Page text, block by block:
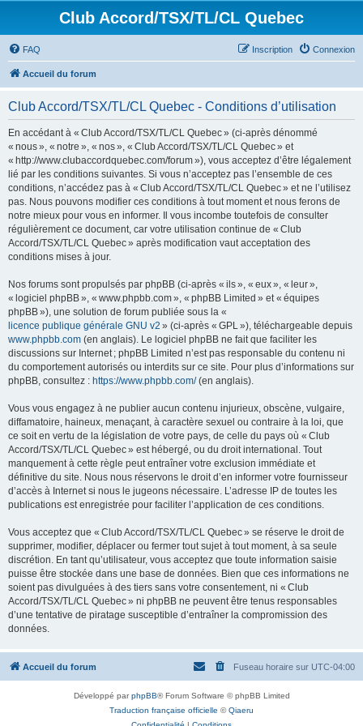
Club Accord/TSX/TL/CL Quebec
FAQ Connexion
Inscription
Accueil du forum
Club Accord/TSX/TL/CL Quebec - Conditions d’utilisation
En accédant à « Club Accord/TSX/TL/CL Quebec » (ci-après dénommé
« nous », « notre », « nos », « Club Accord/TSX/TL/CL Quebec » et
« http://www.clubaccordquebec.com/forum »), vous acceptez d’être légalement
lié par les conditions suivantes. Si vous n’acceptez pas l’ensemble de ces
conditions, n’accédez pas à « Club Accord/TSX/TL/CL Quebec » et ne l’utilisez
pas. Nous pouvons modifier ces conditions à tout moment et nous ferons de
notre mieux pour vous en informer. Il vous incombe toutefois de consulter
régulièrement ce document, car votre utilisation continue de « Club
Accord/TSX/TL/CL Quebec » après modification vaut acceptation des
conditions mises à jour.
Nos forums sont propulsés par phpBB (ci-après « ils », « eux », « leur »,
« logiciel phpBB », « www.phpbb.com », « phpBB Limited » et « équipes
phpBB »), une solution de forum publiée sous la «
licence publique générale GNU v2 » (ci-après « GPL »), téléchargeable depuis
www.phpbb.com (en anglais). Le logiciel phpBB ne fait que faciliter les
discussions sur Internet ; phpBB Limited n’est pas responsable du contenu ni
du comportement autorisés ou interdits sur ce site. Pour plus d’informations sur
phpBB, consultez : https://www.phpbb.com/(en anglais).
Vous vous engagez à ne publier aucun contenu injurieux, obscène, vulgaire,
diffamatoire, haineux, menaçant, à caractère sexuel ou contraire à la loi, que
ce soit en vertu de la législation de votre pays, de celle du pays où « Club
Accord/TSX/TL/CL Quebec » est hébergé, ou du droit international. Tout
manquement à cette règle peut entraîner votre exclusion immédiate et
définitive du site. Nous nous réservons le droit d’en informer votre fournisseur
d’accès à Internet si nous le jugeons nécessaire. L’adresse IP de toutes les
publications est enregistrée pour faciliter l’application de ces conditions.
Vous acceptez que « Club Accord/TSX/TL/CL Quebec » se réserve le droit de
supprimer, modifier, déplacer ou fermer tout sujet à tout moment, à sa seule
discrétion. En tant qu’utilisateur, vous acceptez que toute information saisie
puisse être stockée dans une base de données. Bien que ces informations ne
soient pas divulguées à des tiers sans votre consentement, ni « Club
Accord/TSX/TL/CL Quebec » ni phpBB ne peuvent être tenus responsables
d’une tentative de piratage susceptible d’entraîner la compromission des
données.
Accueil du forum Fuseau horaire sur UTC-04:00
Développé parphpBB® Forum Software © phpBB Limited
Traduction française officielle ©Qiaeru